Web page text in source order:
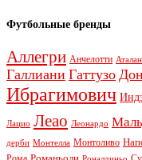
Футбольные бренды
Аллегри Анчелотти
Галлиани Гаттузо
Ибрагимович
Лацио Леао Леонардо
дерби Монтелла Монтоливо